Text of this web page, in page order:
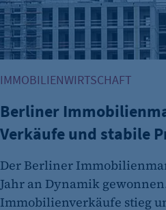
etracker GmbH
Zweck:
Es erlaubt eTracker
Cookie Laufzeit:
etracker Analytics
isSdEnabled
Anbieter:
etracker GmbH
IMMOBILIENWIRTSCHAFT
Berliner
Verkäufe und stabile
Der Berliner
Jahr an Dynamik
Immobilienverkäufe stieg